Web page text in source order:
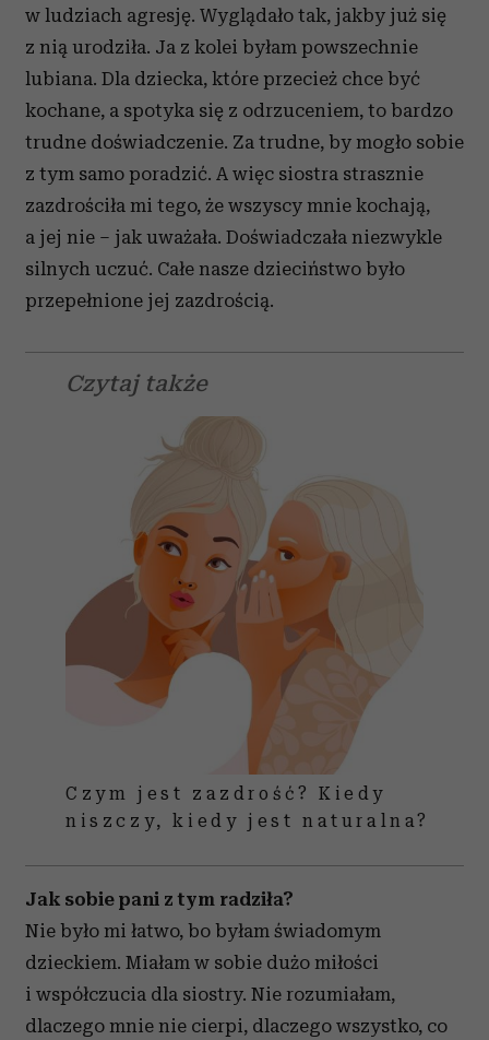
w ludziach agresję. Wyglądało tak, jakby już się
z nią urodziła. Ja z kolei byłam powszechnie
lubiana. Dla dziecka, które przecież chce być
kochane, a spotyka się z odrzuceniem, to bardzo
trudne doświadczenie. Za trudne, by mogło sobie
z tym samo poradzić. A więc siostra strasznie
zazdrościła mi tego, że wszyscy mnie kochają,
a jej nie – jak uważała. Doświadczała niezwykle
silnych uczuć. Całe nasze dzieciństwo było
przepełnione jej zazdrością.
Czytaj także
Czym jest zazdrość? Kiedy
niszczy, kiedy jest naturalna?
Jak sobie pani z tym radziła?
Nie było mi łatwo, bo byłam świadomym
dzieckiem. Miałam w sobie dużo miłości
i współczucia dla siostry. Nie rozumiałam,
dlaczego mnie nie cierpi, dlaczego wszystko, co